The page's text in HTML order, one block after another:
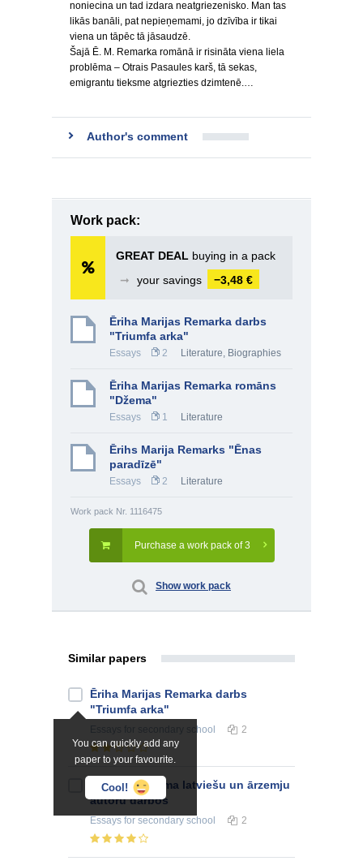
noniecina un tad izdara neatgriezenisko. Man tas
likās banāli, pat nepieņemami, jo dzīvība ir tikai
viena un tāpēc tā jāsaudzē.
Šajā Ē. M. Remarka romānā ir risināta viena liela
problēma – Otrais Pasaules karš, tā sekas,
emigrantu tieksme atgriezties dzimtenē.…
Author's comment
Work pack:
GREAT DEAL buying in a pack
➞
your savings −3,48 €
Ēriha Marijas Remarka darbs
"Triumfa arka"
Essays 2 Literature, Biographies
Ēriha Marijas Remarka romāns
"Džema"
Essays 1 Literature
Ērihs Marija Remarks "Ēnas
paradīzē"
Essays 2 Literature
Work pack Nr. 1116475
Purchase a work pack of 3
Show work pack
Similar papers
You can quickly add any
paper to your favourite.
Cool!
Ēriha Marijas Remarka darbs
"Triumfa arka"
for secondary school 2
Nodevības tēma latviešu un ārzemju
autoru darbos
Essays for secondary school 2